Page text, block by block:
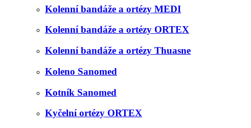
Kolenní bandáže a ortézy MEDI
Kolenní bandáže a ortézy ORTEX
Kolenní bandáže a ortézy Thuasne
Koleno Sanomed
Kotník Sanomed
Kyčelní ortézy ORTEX